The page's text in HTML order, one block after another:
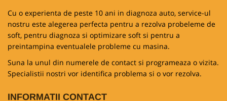
Cu o experienta de peste 10 ani in diagnoza auto, service-ul
nostru este alegerea perfecta pentru a rezolva probeleme de
soft, pentru diagnoza si optimizare soft si pentru a
preintampina eventualele probleme cu masina.
Suna la unul din numerele de contact si programeaza o vizita.
Specialistii nostri vor identifica problema si o vor rezolva.
INFORMATII CONTACT